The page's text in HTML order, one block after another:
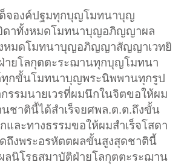
จองค์ปฐมทุกบุญโมทนาบุญ
ดาทั้งหมดโมทนาบุญอภิญญาผล
หมดโมทนาบุญอภิญญาสัญญาเวทยิ
ายโลกุตตะระฌานทุกบุญโมทนา
กขั้นโมทนาบุญพระนิพพานทุกรูป
รรมนายเวรที่ผมนึกในจิตขอให้ผม
ชาตินี้ได้สำเร็จยศพล.ต.ต.ถึงขั้น
และทางธรรมขอให้ผมสำเร็จโสดา
ถึงพระอรหัตตผลขั้นสูงสุดชาตินี้
ลนิโรธสมาบัติฝ่ายโลกุตตะระฌาน